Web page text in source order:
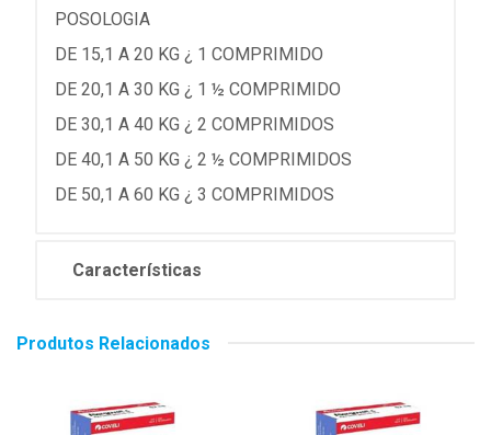
POSOLOGIA
DE 15,1 A 20 KG ¿ 1 COMPRIMIDO
DE 20,1 A 30 KG ¿ 1 ½ COMPRIMIDO
DE 30,1 A 40 KG ¿ 2 COMPRIMIDOS
DE 40,1 A 50 KG ¿ 2 ½ COMPRIMIDOS
DE 50,1 A 60 KG ¿ 3 COMPRIMIDOS
Características
Produtos Relacionados